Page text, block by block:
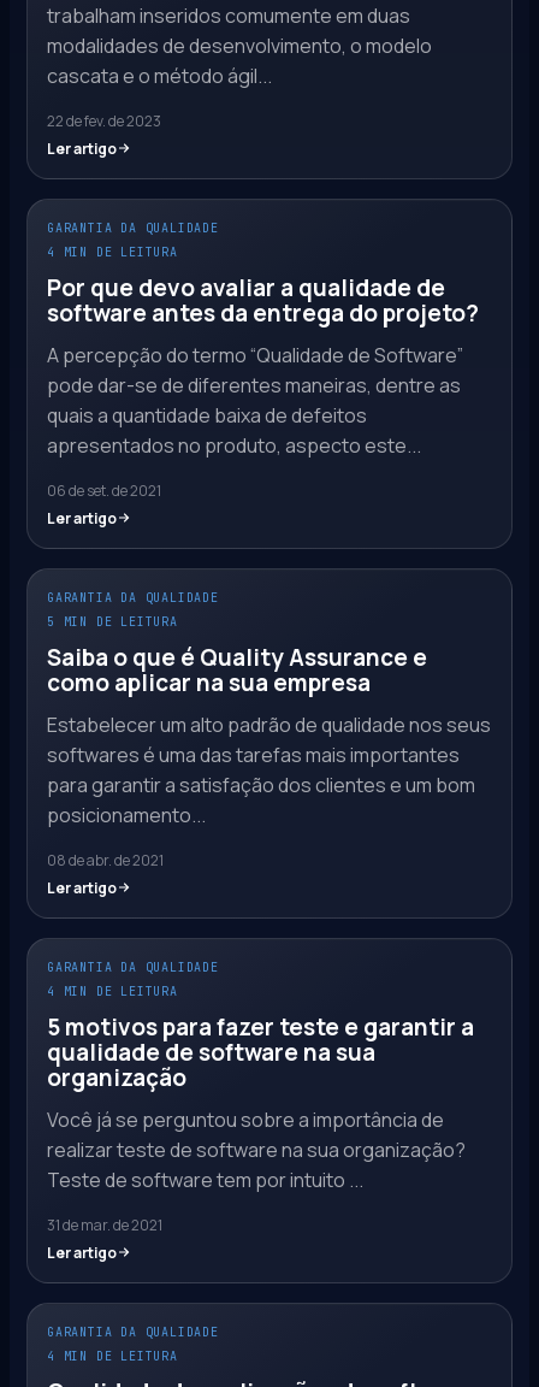
trabalham inseridos comumente em duas
modalidades de desenvolvimento, o modelo
cascata e o método ágil...
22 de fev. de 2023
Ler artigo
GARANTIA DA QUALIDADE
4 MIN DE LEITURA
Por que devo avaliar a qualidade de
software antes da entrega do projeto?
A percepção do termo “Qualidade de Software”
pode dar-se de diferentes maneiras, dentre as
quais a quantidade baixa de defeitos
apresentados no produto, aspecto este...
06 de set. de 2021
Ler artigo
GARANTIA DA QUALIDADE
5 MIN DE LEITURA
Saiba o que é Quality Assurance e
como aplicar na sua empresa
Estabelecer um alto padrão de qualidade nos seus
softwares é uma das tarefas mais importantes
para garantir a satisfação dos clientes e um bom
posicionamento...
08 de abr. de 2021
Ler artigo
GARANTIA DA QUALIDADE
4 MIN DE LEITURA
5 motivos para fazer teste e garantir a
qualidade de software na sua
organização
Você já se perguntou sobre a importância de
realizar teste de software na sua organização?
Teste de software tem por intuito ...
31 de mar. de 2021
Ler artigo
GARANTIA DA QUALIDADE
4 MIN DE LEITURA